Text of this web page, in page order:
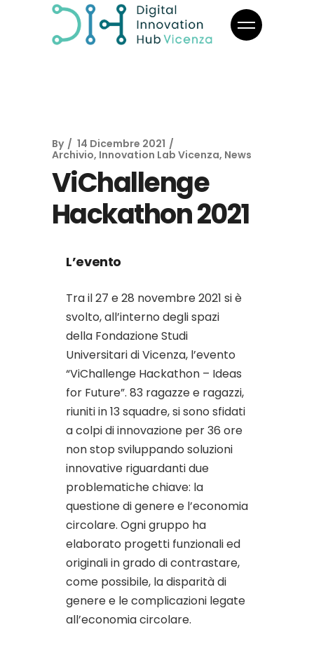
By
14 Dicembre 2021
Archivio, Innovation Lab Vicenza, News
ViChallenge
Hackathon 2021
L’evento
Tra il 27 e 28 novembre 2021 si è
svolto, all’interno degli spazi
della Fondazione Studi
Universitari di Vicenza, l’evento
“ViChallenge Hackathon – Ideas
for Future”. 83 ragazze e ragazzi,
riuniti in 13 squadre, si sono sfidati
a colpi di innovazione per 36 ore
non stop sviluppando soluzioni
innovative riguardanti due
problematiche chiave: la
questione di genere e l’economia
circolare. Ogni gruppo ha
elaborato progetti funzionali ed
originali in grado di contrastare,
come possibile, la disparità di
genere e le complicazioni legate
all’economia circolare.